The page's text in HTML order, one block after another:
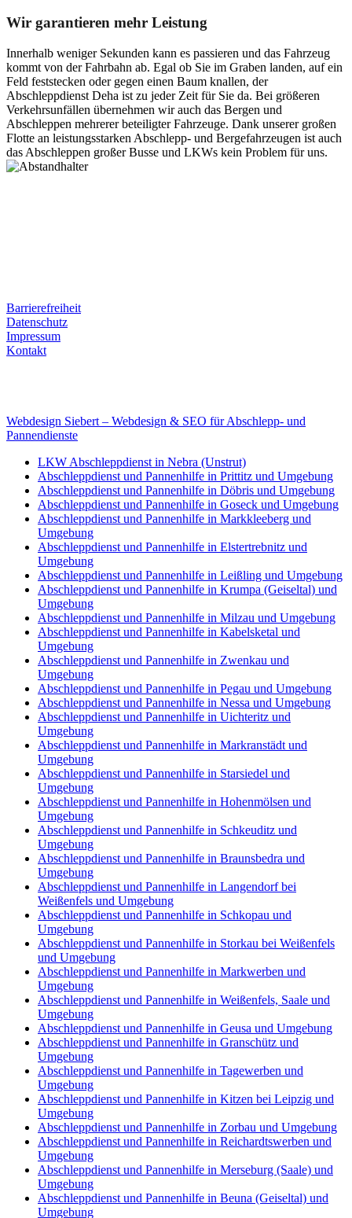
Wir garantieren mehr Leistung
Innerhalb weniger Sekunden kann es passieren und das Fahrzeug
kommt von der Fahrbahn ab. Egal ob Sie im Graben landen, auf ein
Feld feststecken oder gegen einen Baum knallen, der
Abschleppdienst Deha ist zu jeder Zeit für Sie da. Bei größeren
Verkehrsunfällen übernehmen wir auch das Bergen und
Abschleppen mehrerer beteiligter Fahrzeuge. Dank unserer großen
Flotte an leistungsstarken Abschlepp- und Bergefahrzeugen ist auch
das Abschleppen großer Busse und LKWs kein Problem für uns.
Barrierefreiheit
Datenschutz
Impressum
Kontakt
Webdesign Siebert – Webdesign & SEO für Abschlepp- und
Pannendienste
LKW Abschleppdienst in Nebra (Unstrut)
Abschleppdienst und Pannenhilfe in Prittitz und Umgebung
Abschleppdienst und Pannenhilfe in Döbris und Umgebung
Abschleppdienst und Pannenhilfe in Goseck und Umgebung
Abschleppdienst und Pannenhilfe in Markkleeberg und
Umgebung
Abschleppdienst und Pannenhilfe in Elstertrebnitz und
Umgebung
Abschleppdienst und Pannenhilfe in Leißling und Umgebung
Abschleppdienst und Pannenhilfe in Krumpa (Geiseltal) und
Umgebung
Abschleppdienst und Pannenhilfe in Milzau und Umgebung
Abschleppdienst und Pannenhilfe in Kabelsketal und
Umgebung
Abschleppdienst und Pannenhilfe in Zwenkau und
Umgebung
Abschleppdienst und Pannenhilfe in Pegau und Umgebung
Abschleppdienst und Pannenhilfe in Nessa und Umgebung
Abschleppdienst und Pannenhilfe in Uichteritz und
Umgebung
Abschleppdienst und Pannenhilfe in Markranstädt und
Umgebung
Abschleppdienst und Pannenhilfe in Starsiedel und
Umgebung
Abschleppdienst und Pannenhilfe in Hohenmölsen und
Umgebung
Abschleppdienst und Pannenhilfe in Schkeuditz und
Umgebung
Abschleppdienst und Pannenhilfe in Braunsbedra und
Umgebung
Abschleppdienst und Pannenhilfe in Langendorf bei
Weißenfels und Umgebung
Abschleppdienst und Pannenhilfe in Schkopau und
Umgebung
Abschleppdienst und Pannenhilfe in Storkau bei Weißenfels
und Umgebung
Abschleppdienst und Pannenhilfe in Markwerben und
Umgebung
Abschleppdienst und Pannenhilfe in Weißenfels, Saale und
Umgebung
Abschleppdienst und Pannenhilfe in Geusa und Umgebung
Abschleppdienst und Pannenhilfe in Granschütz und
Umgebung
Abschleppdienst und Pannenhilfe in Tagewerben und
Umgebung
Abschleppdienst und Pannenhilfe in Kitzen bei Leipzig und
Umgebung
Abschleppdienst und Pannenhilfe in Zorbau und Umgebung
Abschleppdienst und Pannenhilfe in Reichardtswerben und
Umgebung
Abschleppdienst und Pannenhilfe in Merseburg (Saale) und
Umgebung
Abschleppdienst und Pannenhilfe in Beuna (Geiseltal) und
Umgebung